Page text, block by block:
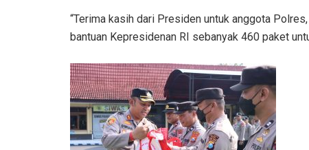
“Terima kasih dari Presiden untuk anggota
bantuan Kepresidenan RI sebanyak 460 paket